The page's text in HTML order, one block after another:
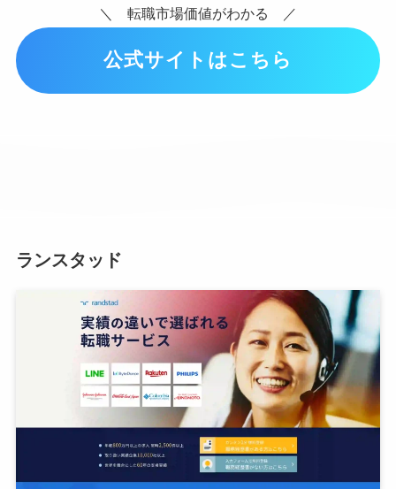
＼ 転職市場価値がわかる ／
公式サイトはこちら
ランスタッド